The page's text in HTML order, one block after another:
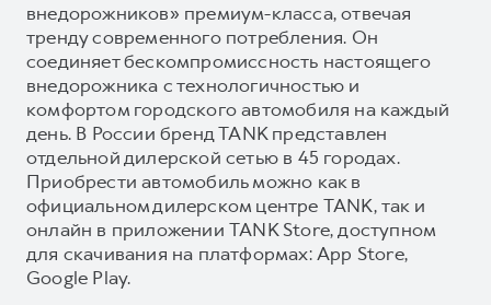
внедорожников» премиум-класса, отвечая
тренду современного потребления. Он
соединяет бескомпромиссность настоящего
внедорожника с технологичностью и
комфортом городского автомобиля на каждый
день. В России бренд TANK представлен
отдельной дилерской сетью в 45 городах.
Приобрести автомобиль можно как в
официальном дилерском центре TANK, так и
онлайн в приложении TANK Store, доступном
для скачивания на платформах: App Store,
Google Play.